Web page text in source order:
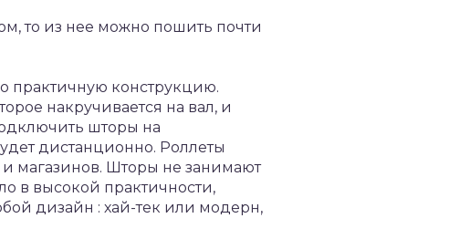
то из нее можно пошить почти
практичную конструкцию.
накручивается на вал, и
шторы на
дистанционно. Роллеты
магазинов. Шторы не занимают
в высокой практичности,
дизайн : хай-тек или модерн,